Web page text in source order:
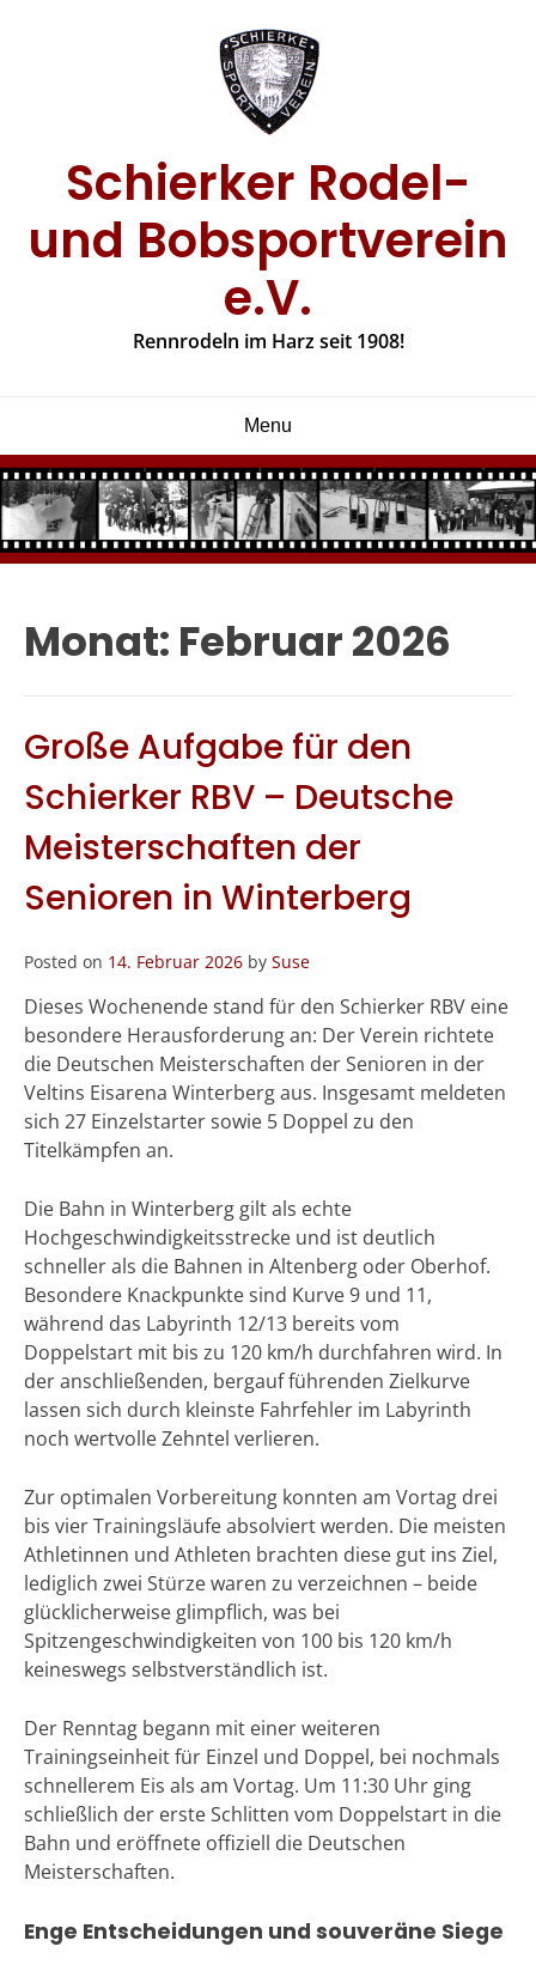
Schierker Rodel-
und Bobsportverein
e.V.
Rennrodeln im Harz seit 1908!
Menu
Monat: Februar 2026
Große Aufgabe für den
Schierker RBV – Deutsche
Meisterschaften der
Senioren in Winterberg
Posted on 14. Februar 2026 by Suse
Dieses Wochenende stand für den Schierker RBV eine
besondere Herausforderung an: Der Verein richtete
die Deutschen Meisterschaften der Senioren in der
Veltins Eisarena Winterberg aus. Insgesamt meldeten
sich 27 Einzelstarter sowie 5 Doppel zu den
Titelkämpfen an.
Die Bahn in Winterberg gilt als echte
Hochgeschwindigkeitsstrecke und ist deutlich
schneller als die Bahnen in Altenberg oder Oberhof.
Besondere Knackpunkte sind Kurve 9 und 11,
während das Labyrinth 12/13 bereits vom
Doppelstart mit bis zu 120 km/h durchfahren wird. In
der anschließenden, bergauf führenden Zielkurve
lassen sich durch kleinste Fahrfehler im Labyrinth
noch wertvolle Zehntel verlieren.
Zur optimalen Vorbereitung konnten am Vortag drei
bis vier Trainingsläufe absolviert werden. Die meisten
Athletinnen und Athleten brachten diese gut ins Ziel,
lediglich zwei Stürze waren zu verzeichnen – beide
glücklicherweise glimpflich, was bei
Spitzengeschwindigkeiten von 100 bis 120 km/h
keineswegs selbstverständlich ist.
Der Renntag begann mit einer weiteren
Trainingseinheit für Einzel und Doppel, bei nochmals
schnellerem Eis als am Vortag. Um 11:30 Uhr ging
schließlich der erste Schlitten vom Doppelstart in die
Bahn und eröffnete offiziell die Deutschen
Meisterschaften.
Enge Entscheidungen und souveräne Siege